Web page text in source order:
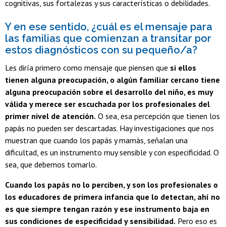
cognitivas, sus fortalezas y sus características o debilidades.
Y en ese sentido, ¿cuál es el mensaje para
las familias que comienzan a transitar por
estos diagnósticos con su pequeño/a?
Les diría primero como mensaje que piensen que si ellos
tienen alguna preocupación, o algún familiar cercano tiene
alguna preocupación sobre el desarrollo del niño, es muy
válida y merece ser escuchada por los profesionales del
primer nivel de atención. O sea, esa percepción que tienen los
papás no pueden ser descartadas. Hay investigaciones que nos
muestran que cuando los papás y mamás, señalan una
dificultad, es un instrumento muy sensible y con especificidad. O
sea, que debemos tomarlo.
Cuando los papás no lo perciben, y son los profesionales o
los educadores de primera infancia que lo detectan, ahí no
es que siempre tengan razón y ese instrumento baja en
sus condiciones de especificidad y sensibilidad. Pero eso es